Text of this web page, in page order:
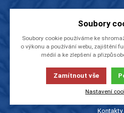
Ceníky a
Rady a
Kontakty
Soubory
Soubory cookie používáme ke
o výkonu a používání webu, zajištění
médií a ke zlepšení a
Zamítnout vše
Nastavení